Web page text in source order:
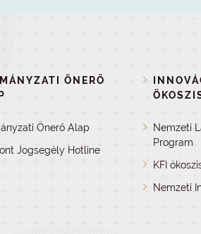
ÖNERŐ
Önerő Alap
Jogsegély Hotline
Nemzeti
Program
KFI
Nemzeti